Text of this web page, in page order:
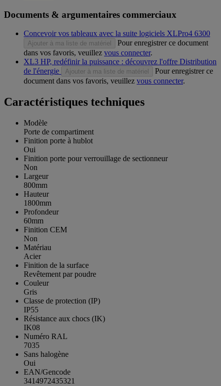
Documents & argumentaires commerciaux
Concevoir vos tableaux avec la suite logiciels XLPro4 6300
Ajouter à ma liste de matériel
Pour enregistrer ce document
dans vos favoris, veuillez vous connecter.
XL3 HP, redéfinir la puissance : découvrez l'offre Distribution
de l'énergie
Ajouter à ma liste de matériel
Pour enregistrer ce
document dans vos favoris, veuillez vous connecter.
Caractéristiques techniques
Modèle
Porte de compartiment
Finition porte à hublot
Oui
Finition porte pour verrouillage de sectionneur
Non
Largeur
800mm
Hauteur
1800mm
Profondeur
60mm
Finition CEM
Non
Matériau
Acier
Finition de la surface
Revêtement par poudre
Couleur
Gris
Classe de protection (IP)
IP55
Résistance aux chocs (IK)
IK08
Numéro RAL
7035
Sans halogène
Oui
EAN/Gencode
3414972435321